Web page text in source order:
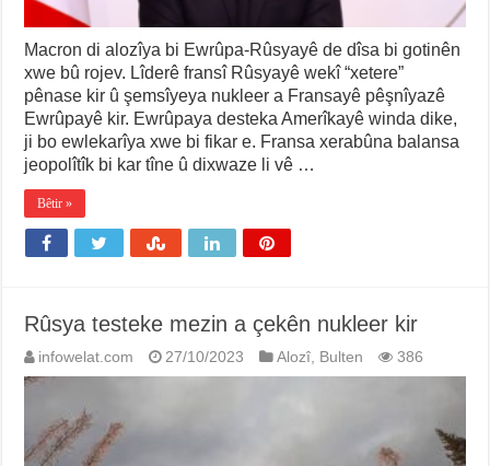
Macron di alozîya bi Ewrûpa-Rûsyayê de dîsa bi gotinên
xwe bû rojev. Lîderê fransî Rûsyayê wekî “xetere”
pênase kir û şemsîyeya nukleer a Fransayê pêşnîyazê
Ewrûpayê kir. Ewrûpaya desteka Amerîkayê winda dike,
ji bo ewlekarîya xwe bi fikar e. Fransa xerabûna balansa
jeopolîtîk bi kar tîne û dixwaze li vê …
Bêtir »
Rûsya testeke mezin a çekên nukleer kir
infowelat.com 27/10/2023 Alozî, Bulten 386